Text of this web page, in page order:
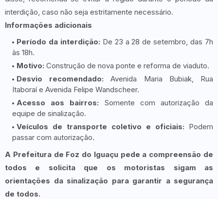
interdição, caso não seja estritamente necessário.
Informações adicionais
Período da interdição: De 23 a 28 de setembro, das 7h
às 18h.
Motivo: Construção de nova ponte e reforma de viaduto.
Desvio recomendado: Avenida Maria Bubiak, Rua
Itaboraí e Avenida Felipe Wandscheer.
Acesso aos bairros: Somente com autorização da
equipe de sinalização.
Veículos de transporte coletivo e oficiais: Podem
passar com autorização.
A Prefeitura de Foz do Iguaçu pede a compreensão de
todos e solicita que os motoristas sigam as
orientações da sinalização para garantir a segurança
de todos.